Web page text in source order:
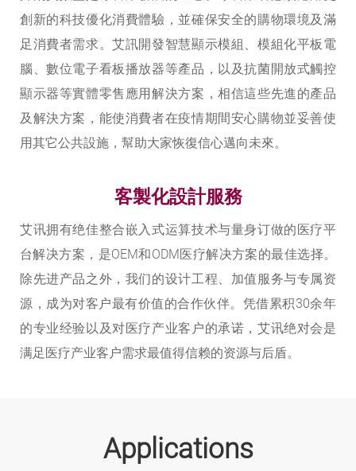
創新的科技優化消費體驗，並確保安全的購物環境及滿
足消費者需求。艾訊開發智慧顯示模組、模組化平板電
腦、數位電子看板播放器等產品，以及抗菌開放式觸控
顯示器等實體零售應用解決方案，相信這些先進的產品
及解決方案，能使消費者在疫情期間安心購物並妥善使
用其它公共設施，幫助大家恢復信心邁向未來。
客製化設計服務
艾讯拥有绝佳整合嵌入式运算技术与量身订做的医疗平
台解决方案，是OEM和ODM医疗解决方案的最佳选择。
除先进产品之外，我们的设计工程、加值服务与专属资
源，成为对客户最有价值的合作伙伴。凭借累积30余年
的专业经验以及对医疗产业客户的承诺，艾讯绝对会是
满足医疗产业客户需求最值得信赖的资源与后盾。
Applications